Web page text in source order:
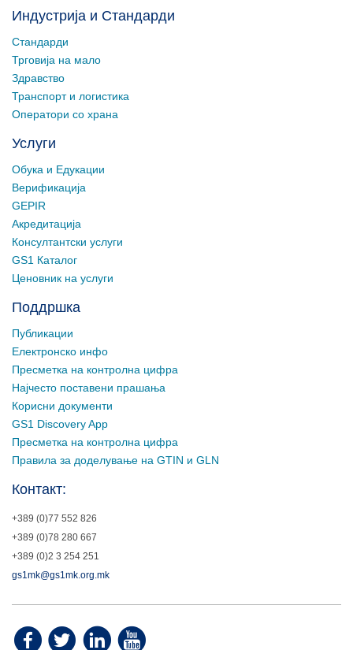
Индустрија и Стандарди
Стандарди
Трговија на мало
Здравство
Транспорт и логистика
Оператори со храна
Услуги
Обука и Едукации
Верификација
GEPIR
Акредитација
Консултантски услуги
GS1 Каталог
Ценовник на услуги
Поддршка
Публикации
Електронско инфо
Пресметка на контролна цифра
Најчесто поставени прашања
Корисни документи
GS1 Discovery App
Пресметка на контролна цифра
Правила за доделување на GTIN и GLN
Контакт:
+389 (0)77 552 826
+389 (0)78 280 667
+389 (0)2 3 254 251
gs1mk@gs1mk.org.mk